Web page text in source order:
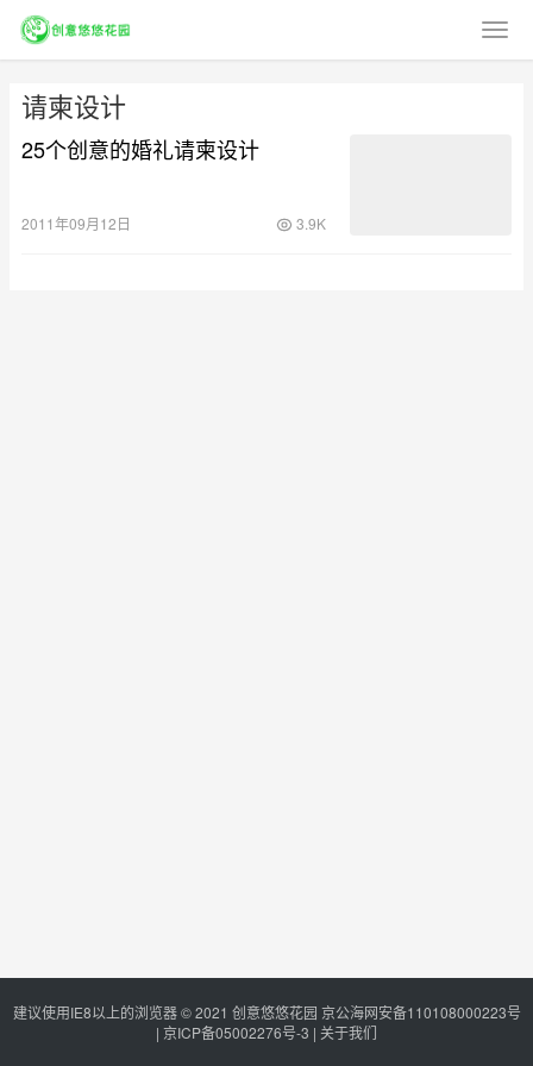
请柬设计
25个创意的婚礼请柬设计
2011年09月12日 3.9K
建议使用IE8以上的浏览器 © 2021 创意悠悠花园 京公海网安备110108000223号
| 京ICP备05002276号-3 | 关于我们